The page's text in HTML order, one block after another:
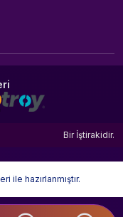
Bir İştirakidir.
ile hazırlanmıştır.